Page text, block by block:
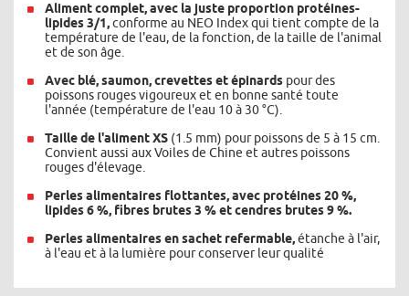
Aliment complet, avec la juste proportion protéines-
lipides 3/1,conforme au NEO Index qui tient compte de la
température de l'eau, de la fonction, de la taille de l'animal
et de son âge.
Avec blé, saumon, crevettes et épinards pour des
poissons rouges vigoureux et en bonne santé toute
l'année (température de l'eau 10 à 30 °C).
Taille de l'aliment XS (1.5 mm) pour poissons de 5 à 15 cm.
Convient aussi aux Voiles de Chine et autres poissons
rouges d'élevage.
Perles alimentaires flottantes, avec protéines 20 %,
lipides 6 %, fibres brutes 3 % et cendres brutes 9 %.
Perles alimentaires en sachet refermable,étanche à l'air,
à l'eau et à la lumière pour conserver leur qualité